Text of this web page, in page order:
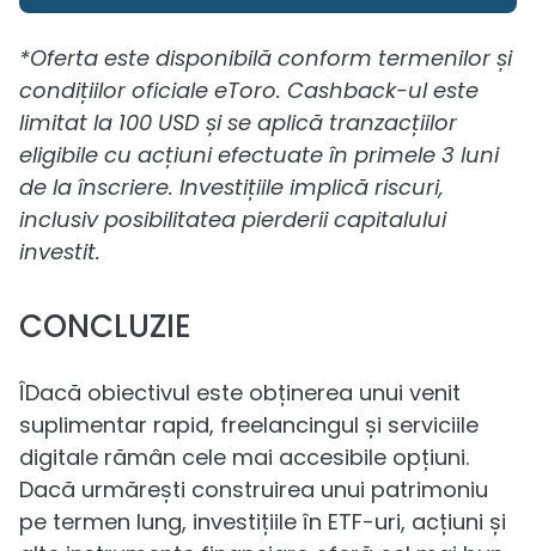
*Oferta este disponibilă conform termenilor și
condițiilor oficiale eToro. Cashback-ul este
limitat la 100 USD și se aplică tranzacțiilor
eligibile cu acțiuni efectuate în primele 3 luni
de la înscriere. Investițiile implică riscuri,
inclusiv posibilitatea pierderii capitalului
investit.
CONCLUZIE
ÎDacă obiectivul este obținerea unui venit
suplimentar rapid, freelancingul și serviciile
digitale rămân cele mai accesibile opțiuni.
Dacă urmărești construirea unui patrimoniu
pe termen lung, investițiile în ETF-uri, acțiuni și